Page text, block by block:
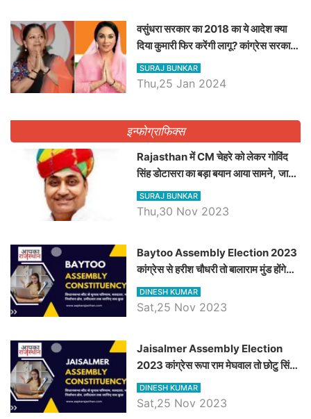
वसुंधरा सरकार का 2018 का ये आदेश क्या
दिया कुमारी फिर करेंगी लागू? कांग्रेस सरकार
ने किया था निरस्त
SURAJ BUNKAR
Thu,25 Jan 2024
इन्फोग्राफिक्स
Rajasthan में CM चेहरे को लेकर गोविंद
सिंह डोटासरा का बड़ा बयान आया सामने, जानें
विचार
SURAJ BUNKAR
Thu,30 Nov 2023
Baytoo Assembly Election 2023
कांग्रेस से हरीश चौधरी तो बालाराम मुंड होंगे
भाजपा उम्मीदवार, जानिये बायतू विधानसभा
सीट के ताजा समीकरण
DINESH KUMAR
Sat,25 Nov 2023
​​​​​​​Jaisalmer Assembly Election
2023 कांग्रेस रूपा राम मेघवाल तो छोटु सिंह
भाटी होंगे भाजपा उम्मीदवार, जानिये जैसलमेर
विधानसभा सीट के ताजा समीकरण
DINESH KUMAR
Sat,25 Nov 2023